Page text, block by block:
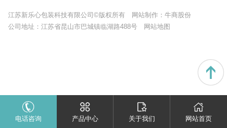
江苏新乐心包装科技有限公司©版权所有 网站制作： 牛商股份
公司地址：江苏省昆山市巴城镇临湖路488号
网站地图
电话咨询 产品中心 关于我们 网站首页